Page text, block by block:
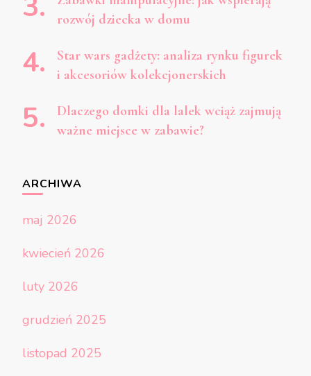
rozwój dziecka w domu
Star wars gadżety: analiza rynku figurek
i akcesoriów kolekcjonerskich
Dlaczego domki dla lalek wciąż zajmują
ważne miejsce w zabawie?
ARCHIWA
maj 2026
kwiecień 2026
luty 2026
grudzień 2025
listopad 2025